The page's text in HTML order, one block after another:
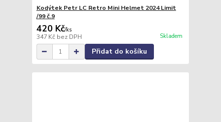
Kodýtek Petr LC Retro Mini Helmet 2024 Limit
/99 č.9
420 Kč/ks
347 Kč bez DPH Skladem
Přidat do košíku